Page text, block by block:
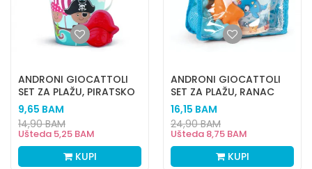
ANDRONI GIOCATTOLI
SET ZA PLAŽU, PIRATSKO
MORE
9,65 BAM
Ušteda 5,25 BAM
14,90BAM
KUPI
ANDRONI GIOCATTOLI
SET ZA PLAŽU, RANAC
HAPPY FISH
16,15 BAM
Ušteda 8,75 BAM
24,90BAM
KUPI